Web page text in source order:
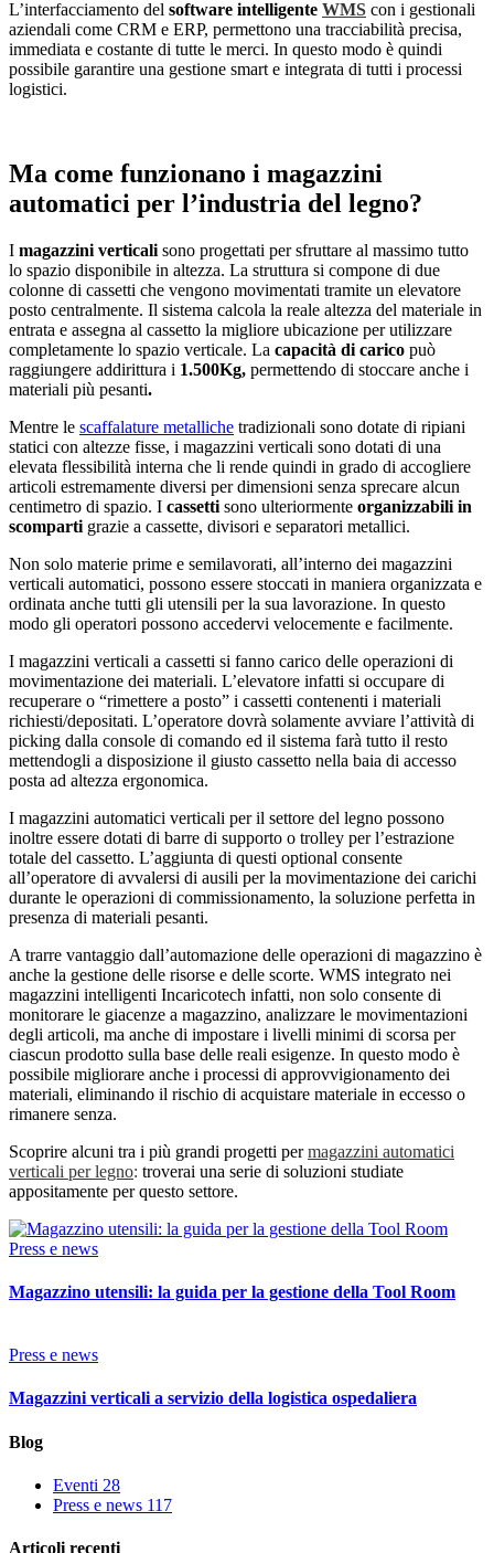
L’interfacciamento del software intelligente WMS con i gestionali
aziendali come CRM e ERP, permettono una tracciabilità precisa,
immediata e costante di tutte le merci. In questo modo è quindi
possibile garantire una gestione smart e integrata di tutti i processi
logistici.
Ma come funzionano i magazzini
automatici per l’industria del legno?
I magazzini verticali sono progettati per sfruttare al massimo tutto
lo spazio disponibile in altezza. La struttura si compone di due
colonne di cassetti che vengono movimentati tramite un elevatore
posto centralmente. Il sistema calcola la reale altezza del materiale in
entrata e assegna al cassetto la migliore ubicazione per utilizzare
completamente lo spazio verticale. La capacità di carico può
raggiungere addirittura i 1.500Kg, permettendo di stoccare anche i
materiali più pesanti.
Mentre le scaffalature metalliche tradizionali sono dotate di ripiani
statici con altezze fisse, i magazzini verticali sono dotati di una
elevata flessibilità interna che li rende quindi in grado di accogliere
articoli estremamente diversi per dimensioni senza sprecare alcun
centimetro di spazio. I cassetti sono ulteriormente organizzabili in
scomparti grazie a cassette, divisori e separatori metallici.
Non solo materie prime e semilavorati, all’interno dei magazzini
verticali automatici, possono essere stoccati in maniera organizzata e
ordinata anche tutti gli utensili per la sua lavorazione. In questo
modo gli operatori possono accedervi velocemente e facilmente.
I magazzini verticali a cassetti si fanno carico delle operazioni di
movimentazione dei materiali. L’elevatore infatti si occupare di
recuperare o “rimettere a posto” i cassetti contenenti i materiali
richiesti/depositati. L’operatore dovrà solamente avviare l’attività di
picking dalla console di comando ed il sistema farà tutto il resto
mettendogli a disposizione il giusto cassetto nella baia di accesso
posta ad altezza ergonomica.
I magazzini automatici verticali per il settore del legno possono
inoltre essere dotati di barre di supporto o trolley per l’estrazione
totale del cassetto. L’aggiunta di questi optional consente
all’operatore di avvalersi di ausili per la movimentazione dei carichi
durante le operazioni di commissionamento, la soluzione perfetta in
presenza di materiali pesanti.
A trarre vantaggio dall’automazione delle operazioni di magazzino è
anche la gestione delle risorse e delle scorte. WMS integrato nei
magazzini intelligenti Incaricotech infatti, non solo consente di
monitorare le giacenze a magazzino, analizzare le movimentazioni
degli articoli, ma anche di impostare i livelli minimi di scorsa per
ciascun prodotto sulla base delle reali esigenze. In questo modo è
possibile migliorare anche i processi di approvvigionamento dei
materiali, eliminando il rischio di acquistare materiale in eccesso o
rimanere senza.
Scoprire alcuni tra i più grandi progetti permagazzini automatici
verticali per legno: troverai una serie di soluzioni studiate
appositamente per questo settore.
Press e news
Magazzino utensili: la guida per la gestione della Tool Room
Press e news
Magazzini verticali a servizio della logistica ospedaliera
Blog
Eventi 28
Press e news 117
Articoli recenti